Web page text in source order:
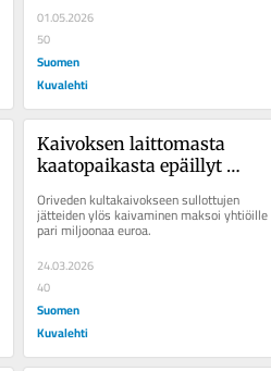
01.05.2026
50
Suomen
Kuvalehti
Kaivoksen laittomasta
kaatopaikasta epäillyt
”maan tapaan” – Osa
väitti, ettei ollut
Oriveden kultakaivokseen sullottujen
jätteiden ylös kaivaminen maksoi yhtiöille
pari miljoonaa euroa.
24.03.2026
40
Suomen
Kuvalehti